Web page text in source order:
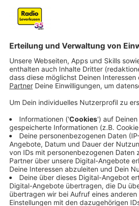
Die Hörer von
an dem
per
Die
kommuniziert.
– Fr) eine/n
Leverkusen
Erforderlich bei
Telefonnummer,
Von den